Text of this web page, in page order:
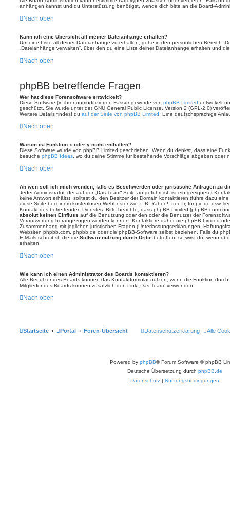
anhängen kannst und du Unterstützung benötigst, wende dich bitte an die Board-
Nach oben
Kann ich eine Übersicht all meiner Dateianhänge erhalten?
Um eine Liste all deiner Dateianhänge zu erhalten, gehe in den persönlichen Bereich.
„Dateianhänge verwalten“, über den du eine Liste deiner Dateianhänge erhalten und
Nach oben
phpBB betreffende Fragen
Wer hat diese Forensoftware entwickelt?
Diese Software (in ihrer unmodifizierten Fassung) wurde von phpBB Limited entwickelt
geschützt. Sie wurde unter der GNU General Public License, Version 2 (GPL-2.0)
Weitere Details findest du auf der Seite von phpBB Limited . Eine deutschsprachige
Nach oben
Warum ist Funktion x oder y nicht enthalten?
Diese Software wurde von phpBB Limited geschrieben. Wenn du denkst, dass eine
besuche phpBB Ideas , wo du deine Stimme für bestehende Vorschläge abgeben oder
Nach oben
An wen soll ich mich wenden, falls es Beschwerden oder juristische Anfragen zu
Jeder Administrator, der auf der „Das Team“-Seite aufgeführt ist, ist ein geeigneter
keine Antwort erhältst, solltest du den Besitzer der Domain kontaktieren (führe dazu eine
diese Seite bei einem kostenlosen Webhoster wie z. B. Yahoo!, free.fr, funpic.de usw.
Kontakt des betreffenden Dienstes. Bitte beachte, dass phpBB Limited (phpBB.com)
absolut keinen Einfluss auf die Benutzung oder den oder die Benutzer der
Verantwortung herangezogen werden können. Kontaktiere daher nie phpBB Limited
Zusammenhang mit jeglichen juristischen Fragen (Unterlassungserklärungen,
Websiten phpbb.com, phpbb.de oder die phpBB-Software selbst beziehen. Falls du
E-Mails schreibst, die die Softwarenutzung durch Dritte betreffen, so wirst du, wenn
erhalten.
Nach oben
Wie kann ich einen Administrator des Boards kontaktieren?
Alle Benutzer des Boards können das Kontaktformular nutzen, wenn die Funktion
Mitglieder des Boards können zusätzlich den Link „Das Team“ verwenden.
Nach oben
Startseite Portal Foren-Übersicht Alle
Datenschutzerklärung
Powered by phpBB® Forum Software © phpBB
Deutsche Übersetzung durch phpBB.de
Datenschutz | Nutzungsbedingungen